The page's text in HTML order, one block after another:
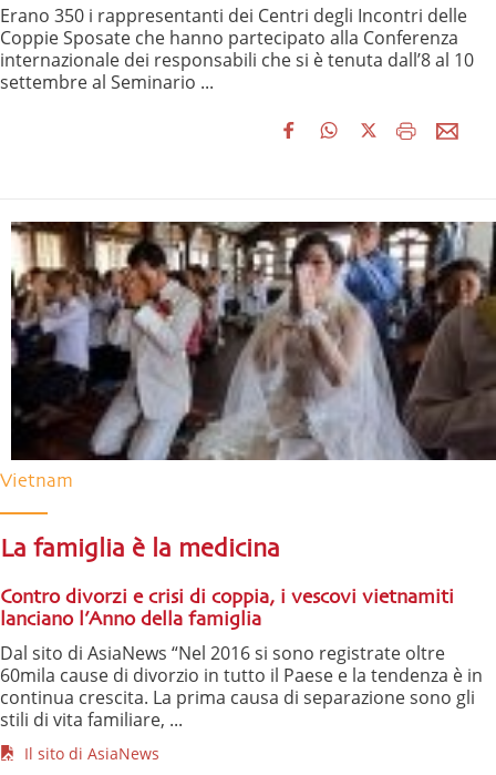
Erano 350 i rappresentanti dei Centri degli Incontri delle
Coppie Sposate che hanno partecipato alla Conferenza
internazionale dei responsabili che si è tenuta dall’8 al 10
settembre al Seminario ...
Vietnam
La famiglia è la medicina
Contro divorzi e crisi di coppia, i vescovi vietnamiti
lanciano l’Anno della famiglia
Dal sito di AsiaNews “Nel 2016 si sono registrate oltre
60mila cause di divorzio in tutto il Paese e la tendenza è in
continua crescita. La prima causa di separazione sono gli
stili di vita familiare, ...
Il sito di AsiaNews